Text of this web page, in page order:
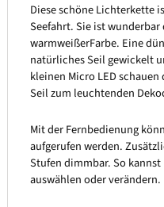
Diese schöne Lichterkette
Seefahrt. Sie ist
warmweißerFarbe. Eine
natürliches Seil gewickelt
kleinen Micro LED
Seil zum leuchtenden
Mit der Fernbedienung
aufgerufen werden.
Stufen dimmbar. So
auswählen oder verändern.